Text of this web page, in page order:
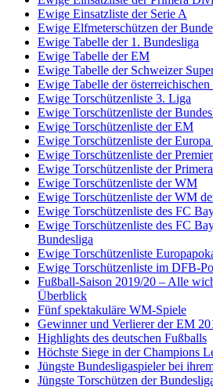
Ewige Einsatzliste der Serie A
Ewige Elfmeterschützen der
Ewige Tabelle der 1. Bundesliga
Ewige Tabelle der EM
Ewige Tabelle der Schweizer
Ewige Tabelle der
Ewige Torschützenliste 3. Liga
Ewige Torschützenliste der
Ewige Torschützenliste der EM
Ewige Torschützenliste der
Ewige Torschützenliste der
Ewige Torschützenliste der
Ewige Torschützenliste der WM
Ewige Torschützenliste der WM
Ewige Torschützenliste des FC
Ewige Torschützenliste des FC
Bundesliga
Ewige Torschützenliste
Ewige Torschützenliste im DFB-
Fußball-Saison 2019/20 – Alle
Überblick
Fünf spektakuläre WM-Spiele
Gewinner und Verlierer der EM
Highlights des deutschen Fußballs
Höchste Siege in der Champions
Jüngste Bundesligaspieler bei
Jüngste Torschützen der